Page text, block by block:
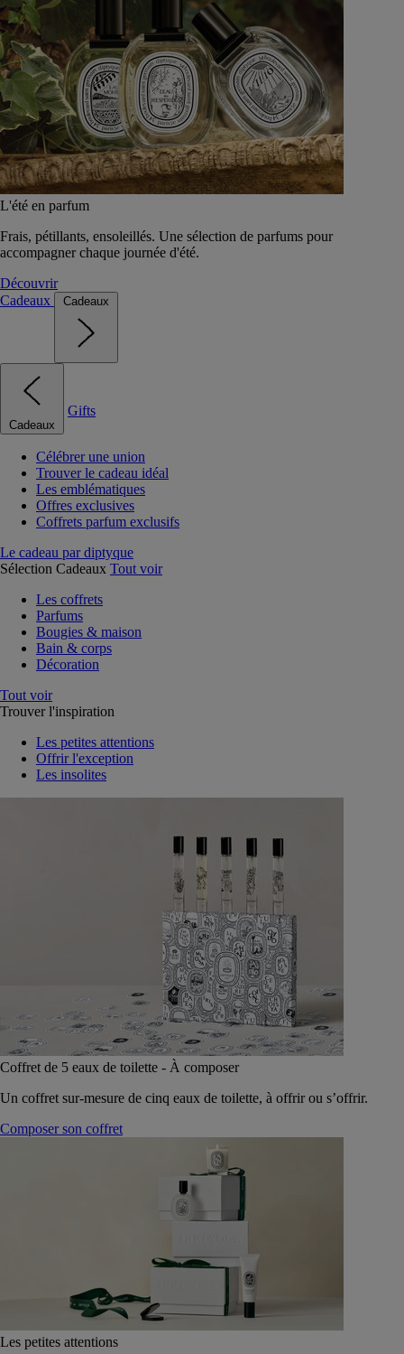
L'été en parfum
Frais, pétillants, ensoleillés. Une sélection de parfums pour
accompagner chaque journée d'été.
Découvrir
Cadeaux
Cadeaux
Cadeaux
Gifts
Célébrer une union
Trouver le cadeau idéal
Les emblématiques
Offres exclusives
Coffrets parfum exclusifs
Le cadeau par diptyque
Sélection Cadeaux Tout voir
Les coffrets
Parfums
Bougies & maison
Bain & corps
Décoration
Tout voir
Trouver l'inspiration
Les petites attentions
Offrir l'exception
Les insolites
Coffret de 5 eaux de toilette - À composer
Un coffret sur-mesure de cinq eaux de toilette, à offrir ou s’offrir.
Composer son coffret
Les petites attentions